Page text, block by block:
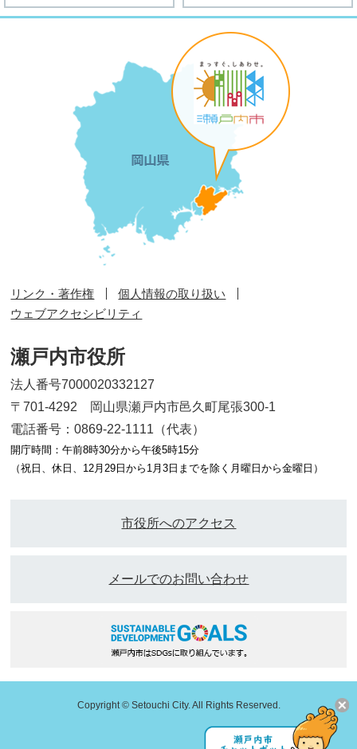
リンク・著作権
個人情報の取り扱い
ウェブアクセシビリティ
瀬戸内市役所
法人番号7000020332127
〒701-4292 岡山県瀬戸内市邑久町尾張300-1
電話番号：0869-22-1111（代表）
開庁時間：午前8時30分から午後5時15分
（祝日、休日、12月29日から1月3日までを除く月曜日から金曜日）
市役所へのアクセス
メールでのお問い合わせ
Copyright © Setouchi City. All Rights Reserved.